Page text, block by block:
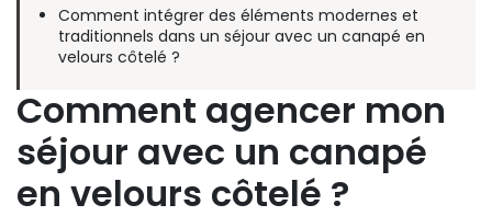
Comment intégrer des éléments modernes et
traditionnels dans un séjour avec un canapé en
velours côtelé ?
Comment agencer mon
séjour avec un canapé
en velours côtelé ?